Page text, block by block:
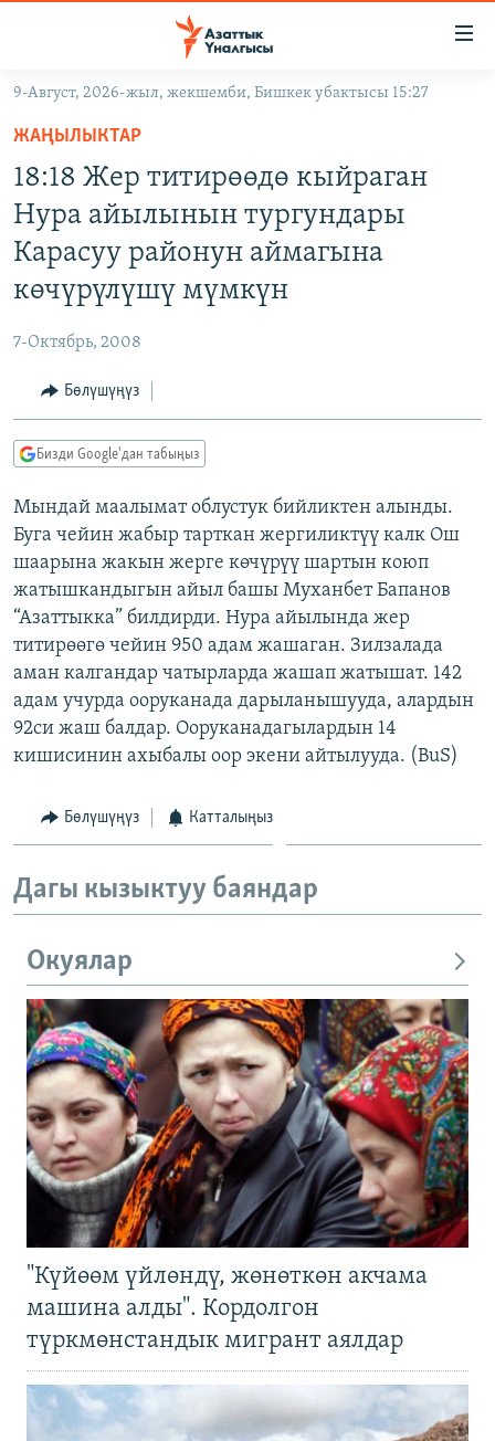
Навигацияга
өтүңүз
салыңызКЫРГЫЗСТАН
УКРАИНА
БҮГҮН АЗАТТЫКТА
ЭКСПЕРТТЕР ТАЛДАЙТ
БИЗ ЖАНА ДҮЙНӨ
ЭЖЕ-СИҢДИЛЕР
АЗАТТЫК+
ЫҢГАЙСЫЗ СУРООЛОР
ПОДКАСТ
ӨЗГӨЧӨ ПИКИР
Русский
ОНЛАЙН ШЕРИНЕ
ЭЕ/АРнун бардык сайттары
9-Август, 2026-жыл, жекшемби, Бишкек убактысы 15:27
ЖАҢЫЛЫКТАР
18:18 Жер титирөөдө кыйраган
Нура айылынын тургундары
Карасуу районун аймагына
көчүрүлүшү мүмкүн
7-Октябрь, 2008
Бөлүшүңүз
Бизди Google'дан табыңыз
Мындай маалымат облустук бийликтен алынды.
Буга чейин жабыр тарткан жергиликтүү калк Ош
шаарына жакын жерге көчүрүү шартын коюп
жатышкандыгын айыл башы Муханбет Бапанов
“Азаттыкка” билдирди. Нура айылында жер
титирөөгө чейин 950 адам жашаган. Зилзалада
аман калгандар чатырларда жашап жатышат. 142
адам учурда ооруканада дарыланышууда, алардын
92си жаш балдар. Ооруканадагылардын 14
кишисинин ахыбалы оор экени айтылууда. (BuS)
Бөлүшүңүз Катталыңыз
Дагы кызыктуу баяндар
Окуялар
"Күйөөм үйлөндү, жөнөткөн акчама
машина алды". Кордолгон
түркмөнстандык мигрант аялдар